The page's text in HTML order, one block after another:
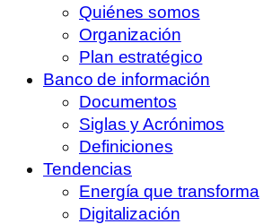
Quiénes somos
Organización
Plan estratégico
Banco de información
Documentos
Siglas y Acrónimos
Definiciones
Tendencias
Energía que transforma
Digitalización